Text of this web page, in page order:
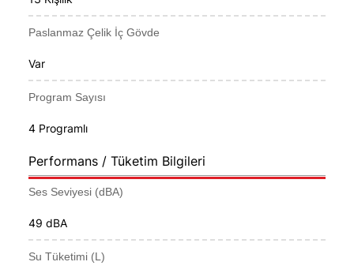
Paslanmaz Çelik İç Gövde
Var
Program Sayısı
4 Programlı
Performans / Tüketim Bilgileri
Ses Seviyesi (dBA)
49 dBA
Su Tüketimi (L)